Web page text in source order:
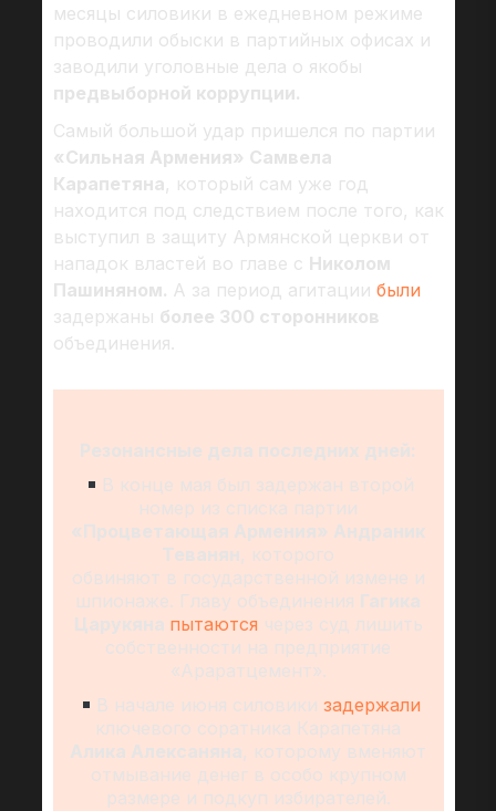
месяцы силовики в ежедневном режиме
проводили обыски в партийных офисах и
заводили уголовные дела о якобы
предвыборной коррупции.
Самый большой удар пришелся по партии
«Сильная Армения» Самвела
Карапетяна, который сам уже год
находится под следствием после того, как
выступил в защиту Армянской церкви от
нападок властей во главе с Николом
Пашиняном. А за период агитации были
задержаны более 300 сторонников
объединения.
Резонансные дела последних дней:
В конце мая был задержан второй
номер из списка партии
«Процветающая Армения» Андраник
Теванян, которого
обвиняют в государственной измене и
шпионаже. Главу объединения Гагика
Царукяна пытаются через суд лишить
собственности на предприятие
«Араратцемент».
В начале июня силовики задержали
ключевого соратника Карапетяна
Алика Алексаняна, которому вменяют
отмывание денег в особо крупном
размере и подкуп избирателей.